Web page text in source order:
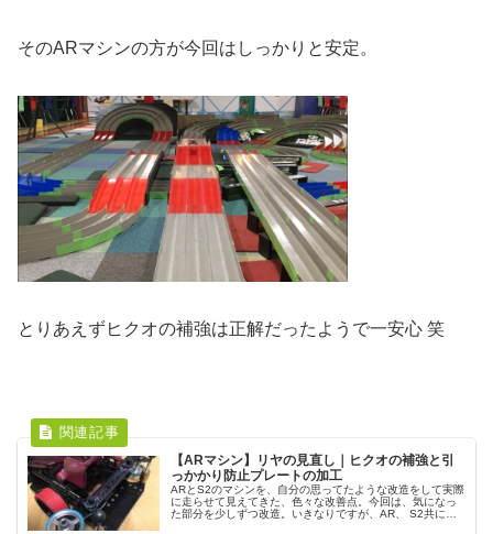
そのARマシンの方が今回はしっかりと安定。
とりあえずヒクオの補強は正解だったようで一安心 笑
【ARマシン】リヤの見直し｜ヒクオの補強と引
っかかり防止プレートの加工
ARとS2のマシンを、自分の思ってたような改造をして実際
に走らせて見えてきた、色々な改善点。今回は、気になっ
た部分を少しずつ改造。いきなりですが、AR、 S2共にこ